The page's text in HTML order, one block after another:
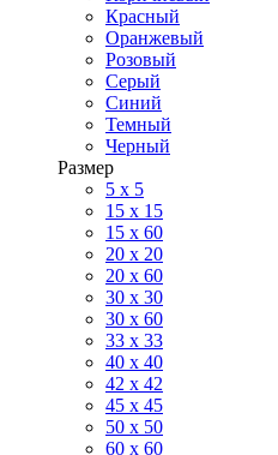
Красный
Оранжевый
Розовый
Серый
Синий
Темный
Черный
Размер
5 x 5
15 x 15
15 x 60
20 х 20
20 x 60
30 х 30
30 x 60
33 x 33
40 х 40
42 x 42
45 x 45
50 x 50
60 х 60